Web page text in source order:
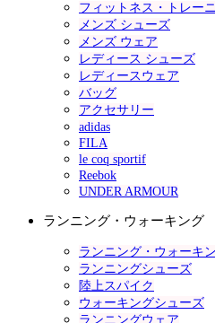
フィットネス・トレー
メンズ シューズ
メンズ ウェア
レディース シューズ
レディースウェア
バッグ
アクセサリー
adidas
FILA
le coq sportif
Reebok
UNDER ARMOUR
ランニング・ウォーキング
ランニング・ウォーキ
ランニングシューズ
陸上スパイク
ウォーキングシューズ
ランニングウェア